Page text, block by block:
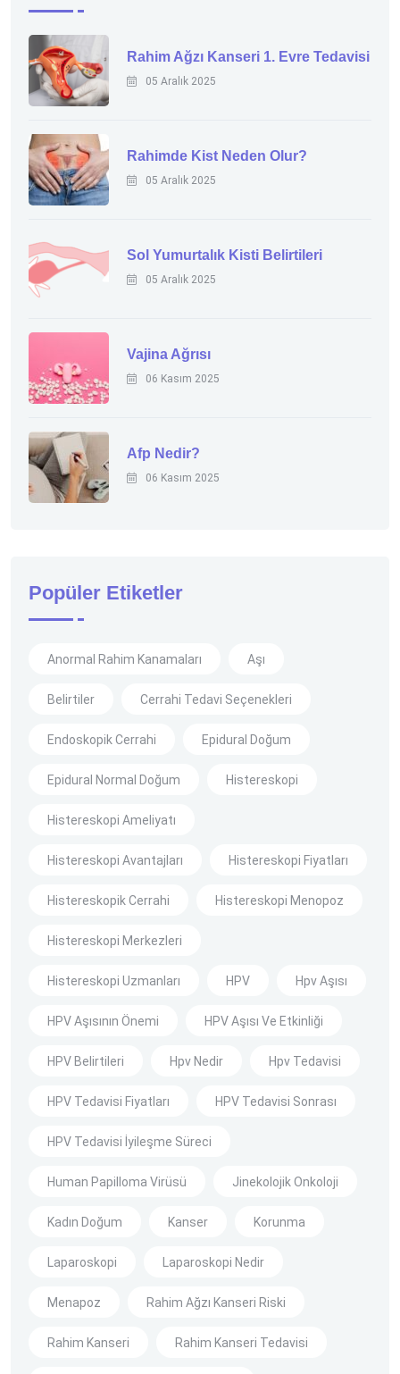
Rahim Ağzı Kanseri 1. Evre Tedavisi
05 Aralık 2025
Rahimde Kist Neden Olur?
05 Aralık 2025
Sol Yumurtalık Kisti Belirtileri
05 Aralık 2025
Vajina Ağrısı
06 Kasım 2025
Afp Nedir?
06 Kasım 2025
Popüler Etiketler
Anormal Rahim Kanamaları Aşı
Belirtiler Cerrahi Tedavi Seçenekleri
Endoskopik Cerrahi Epidural Doğum
Epidural Normal Doğum Histereskopi
Histereskopi Ameliyatı
Histereskopi Avantajları Histereskopi Fiyatları
Histereskopik Cerrahi Histereskopi Menopoz
Histereskopi Merkezleri
Histereskopi Uzmanları HPV Hpv Aşısı
HPV Aşısının Önemi HPV Aşısı Ve Etkinliği
HPV Belirtileri Hpv Nedir Hpv Tedavisi
HPV Tedavisi Fiyatları HPV Tedavisi Sonrası
HPV Tedavisi İyileşme Süreci
Human Papilloma Virüsü Jinekolojik Onkoloji
Kadın Doğum Kanser Korunma
Laparoskopi Laparoskopi Nedir
Menapoz Rahim Ağzı Kanseri Riski
Rahim Kanseri Rahim Kanseri Tedavisi